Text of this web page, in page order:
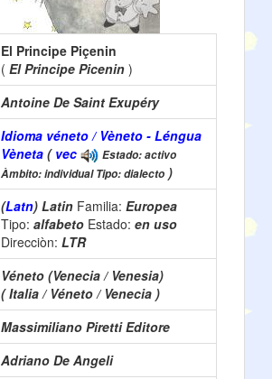
El Principe Piçenin
( El Principe Picenin )
Antoine De Saint Exupéry
Idioma véneto / Vèneto - Léngua
Vèneta ( vec
Estado: activo
Àmbito: individual Tipo: dialecto )
(Latn) Latin Familia: Europea
Tipo: alfabeto Estado: en uso
Direcciòn: LTR
Véneto (Venecia / Venesia)
( Italia / Véneto / Venecia )
Massimiliano Piretti Editore
Adriano De Angeli